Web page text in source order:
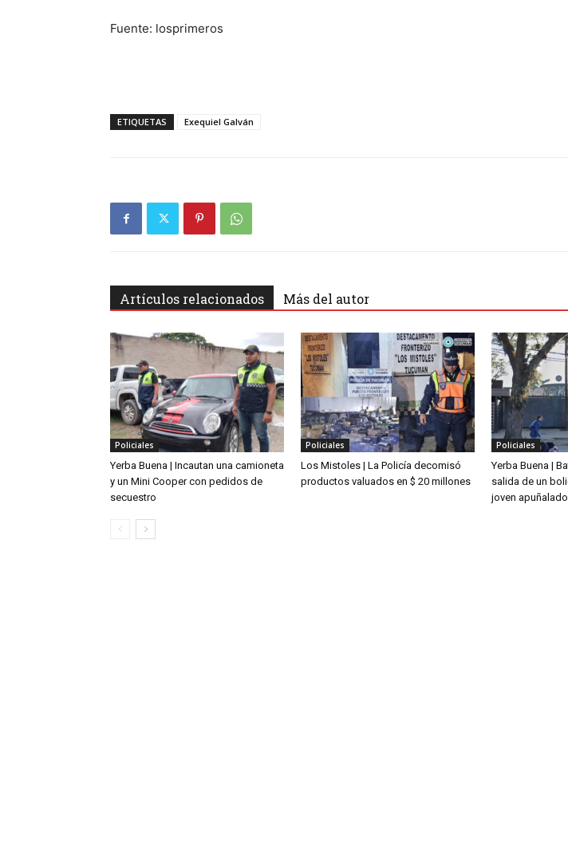
Fuente: losprimeros
ETIQUETAS Exequiel Galván
Artículos relacionados Más del autor
Policiales
Yerba Buena | Incautan una camioneta
y un Mini Cooper con pedidos de
secuestro
Policiales
Los Mistoles | La Policía decomisó
productos valuados en $ 20 millones
Policiales
Yerba Buena |
salida de un
joven apuñalado